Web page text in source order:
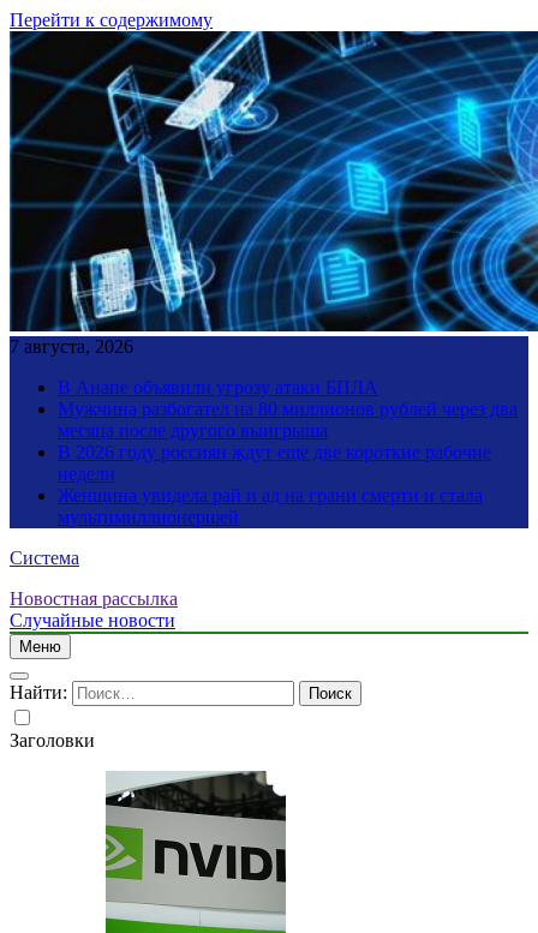
Перейти к содержимому
7 августа, 2026
В Анапе объявили угрозу атаки БПЛА
Мужчина разбогател на 80 миллионов рублей через два
месяца после другого выигрыша
В 2026 году россиян ждут еще две короткие рабочие
недели
Женщина увидела рай и ад на грани смерти и стала
мультимиллионершей
Система
Новостная рассылка
Случайные новости
Меню
Найти:
Заголовки